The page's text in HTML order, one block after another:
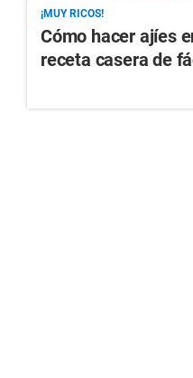
¡MUY RICOS!
Cómo hacer ajíes
receta casera de